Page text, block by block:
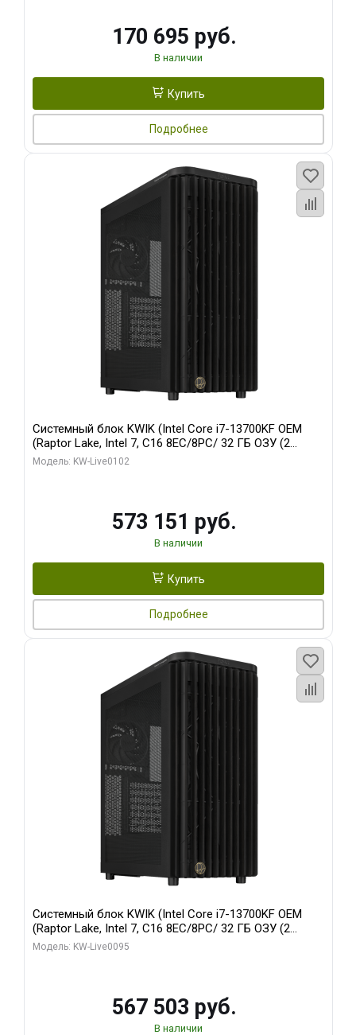
170 695 руб.
В наличии
Купить
Подробнее
Системный блок KWIK (Intel Core i7-13700KF OEM
(Raptor Lake, Intel 7, C16 8EC/8PC/ 32 ГБ ОЗУ (2
модуля)/ Afox RTX4090 24GB GDDR6X 384-Bit 3xDP
Модель: KW-Live0102
573 151 руб.
В наличии
Купить
Подробнее
Системный блок KWIK (Intel Core i7-13700KF OEM
(Raptor Lake, Intel 7, C16 8EC/8PC/ 32 ГБ ОЗУ (2
модуля)/ Afox RTX4090 24GB GDDR6X 384-Bit 3xDP
Модель: KW-Live0095
567 503 руб.
В наличии